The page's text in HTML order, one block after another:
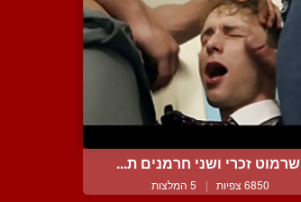
שרמוט זכרי ושני חרמנים ת...
6850 צפיות | 5 המלצות